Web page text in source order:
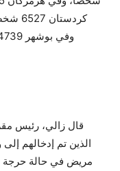
قال زالي، رئيس
مريض في حالة حرجة